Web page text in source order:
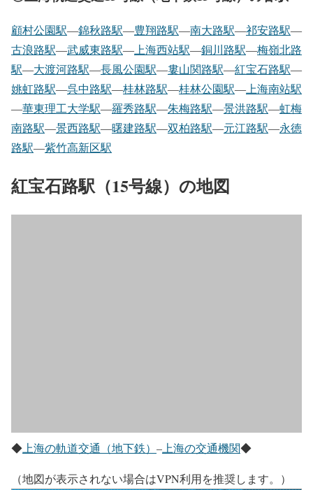
顧村公園駅―錦秋路駅―豊翔路駅―南大路駅―祁安路駅―
古浪路駅―武威東路駅― 上海西站駅―銅川路駅―梅嶺北路
駅―大渡河路駅―長風公園駅―婁山関路駅―紅宝石路駅―
姚虹路駅―呉中路駅―桂林路駅―桂林公園駅― 上海南站駅
―華東理工大学駅―羅秀路駅―朱梅路駅―景洪路駅―虹梅
南路駅―景西路駅―曙建路駅―双柏路駅―元江路駅―永徳
路駅―紫竹高新区駅
紅宝石路駅（15号線）の地図
◆ 上海の軌道交通（地下鉄） – 上海の交通機関◆
（地図が表示されない場合はVPN利用を推奨します。）